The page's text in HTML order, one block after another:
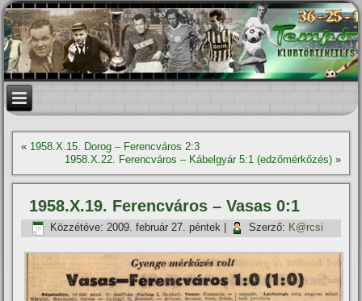
« 1958.X.15. Dorog – Ferencváros 2:3
1958.X.22. Ferencváros – Kábelgyár 5:1 (edzőmérkőzés)»
1958.X.19. Ferencváros – Vasas 0:1
Közzétéve: 2009. február 27. péntek Szerző: K@rcsi